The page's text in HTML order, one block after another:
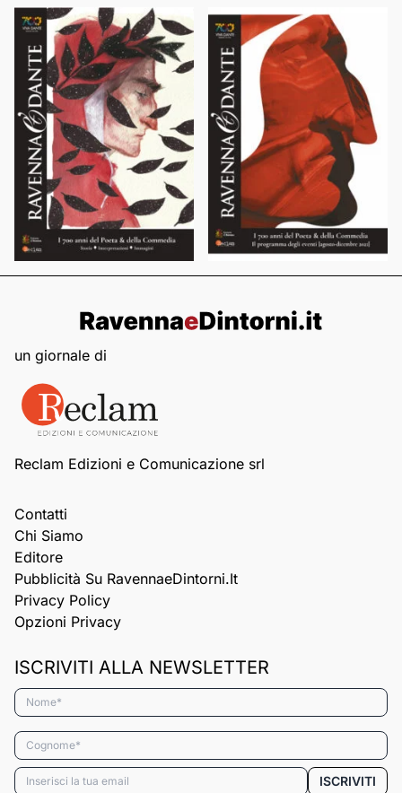
un giornale di
Reclam Edizioni e Comunicazione srl
Contatti
Chi Siamo
Editore
Pubblicità Su RavennaeDintorni.it
Privacy Policy
Opzioni Privacy
ISCRIVITI ALLA NEWSLETTER
Nome*
Cognome*
Email* ISCRIVITI